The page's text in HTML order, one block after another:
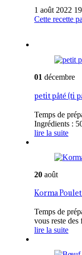
1 août 2022
Cette recette
01 décembre
petit pâté (ti
Temps de
Ingrédients :
lire la suite
20 août
Korma
Temps de
vous reste des
lire la suite